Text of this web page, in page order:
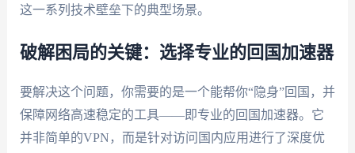
这一系列技术壁垒下的典型场景。
破解困局的关键：选择专业的回国加速器
要解决这个问题，你需要的是一个能帮你“隐身”回国，并
保障网络高速稳定的工具——即专业的回国加速器。它
并非简单的VPN，而是针对访问国内应用进行了深度优